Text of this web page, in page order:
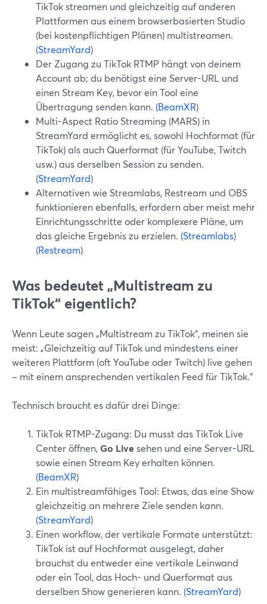
TikTok streamen und gleichzeitig auf anderen
Plattformen aus einem browserbasierten Studio
(bei kostenpflichtigen Plänen) multistreamen.
(StreamYard)
Der Zugang zu TikTok RTMP hängt von deinem
Account ab; du benötigst eine Server-URL und
einen Stream Key, bevor ein Tool eine
Übertragung senden kann. (BeamXR)
Multi-Aspect Ratio Streaming (MARS) in
StreamYard ermöglicht es, sowohl Hochformat (für
TikTok) als auch Querformat (für YouTube, Twitch
usw.) aus derselben Session zu senden.
(StreamYard)
Alternativen wie Streamlabs, Restream und OBS
funktionieren ebenfalls, erfordern aber meist mehr
Einrichtungsschritte oder komplexere Pläne, um
das gleiche Ergebnis zu erzielen. (Streamlabs)
(Restream)
Was bedeutet „Multistream zu
TikTok“ eigentlich?
Wenn Leute sagen „Multistream zu TikTok“, meinen sie
meist: „Gleichzeitig auf TikTok und mindestens einer
weiteren Plattform (oft YouTube oder Twitch) live gehen
– mit einem ansprechenden vertikalen Feed für TikTok.“
Technisch braucht es dafür drei Dinge:
TikTok RTMP-Zugang: Du musst das TikTok Live
Center öffnen,Go Livesehen und eine Server-URL
sowie einen Stream Key erhalten können.
(BeamXR)
Ein multistreamfähiges Tool: Etwas, das eine Show
gleichzeitig an mehrere Ziele senden kann.
(StreamYard)
Einen workflow, der vertikale Formate unterstützt:
TikTok ist auf Hochformat ausgelegt, daher
brauchst du entweder eine vertikale Leinwand
oder ein Tool, das Hoch- und Querformat aus
derselben Show generieren kann. (StreamYard)